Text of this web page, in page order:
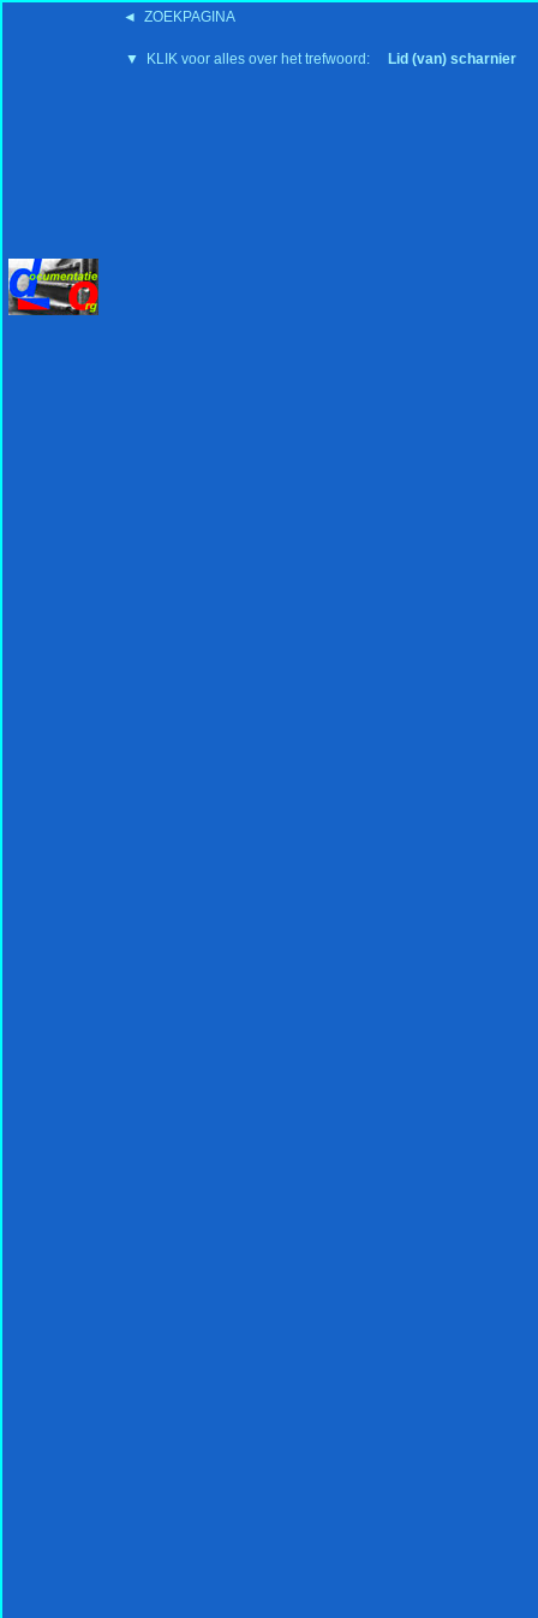
◄ ZOEKPAGINA
▼ KLIK voor alles over het trefwoord: Lid (van) scharnier
'15:19 19-2-2008